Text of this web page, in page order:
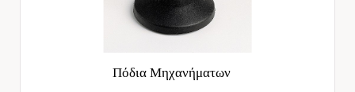
Πόδια Μηχανήματων